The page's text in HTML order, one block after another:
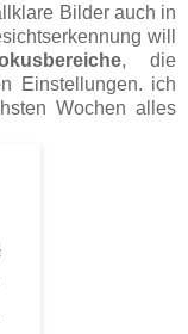
Bilder auch in
will
, die
Einstellungen. ich
Wochen alles